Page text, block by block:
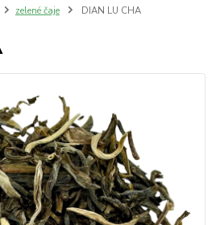
zelené čaje DIAN LU CHA